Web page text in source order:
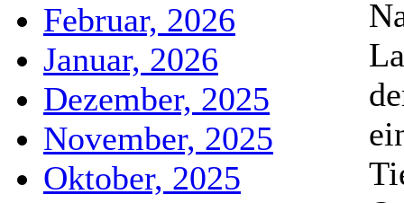
Februar, 2026
Januar, 2026
Dezember, 2025
November, 2025
Oktober, 2025